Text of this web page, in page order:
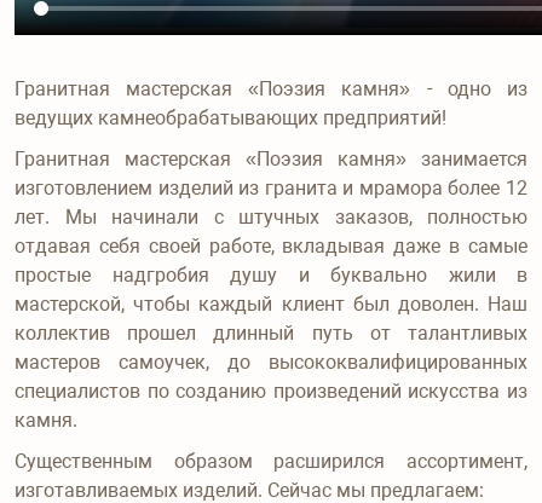
Гранитная мастерская «Поэзия камня» - одно из
ведущих камнеобрабатывающих предприятий!
Гранитная мастерская «Поэзия камня» занимается
изготовлением изделий из гранита и мрамора более 12
лет. Мы начинали с штучных заказов, полностью
отдавая себя своей работе, вкладывая даже в самые
простые надгробия душу и буквально жили в
мастерской, чтобы каждый клиент был доволен. Наш
коллектив прошел длинный путь от талантливых
мастеров самоучек, до высококвалифицированных
специалистов по созданию произведений искусства из
камня.
Существенным образом расширился ассортимент,
изготавливаемых изделий. Сейчас мы предлагаем: